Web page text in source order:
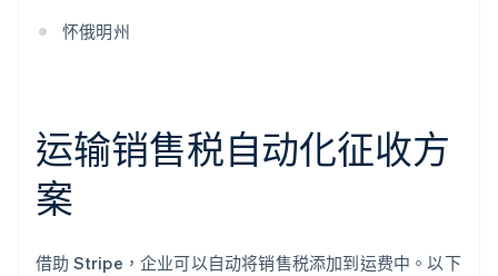
怀俄明州
运输销售税自动化征收方
案
借助 Stripe，企业可以自动将销售税添加到运费中。以下